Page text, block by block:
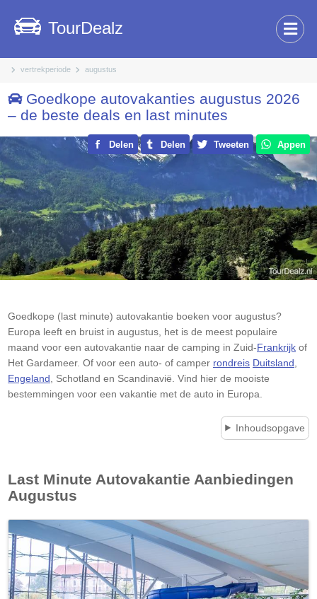
vertrekperiode augustus
TourDealz
Goedkope autovakanties augustus 2026
– de beste deals en last minutes
Delen Delen Tweeten Appen
Goedkope (last minute) autovakantie boeken voor augustus?
Europa leeft en bruist in augustus, het is de meest populaire
maand voor een autovakantie naar de camping in Zuid-Frankrijk of
Het Gardameer. Of voor een auto- of camper rondreis Duitsland
Engeland , Schotland en Scandinavië. Vind hier de mooiste
bestemmingen voor een vakantie met de auto in Europa.
Inhoudsopgave
Last Minute Autovakantie Aanbiedingen
Augustus